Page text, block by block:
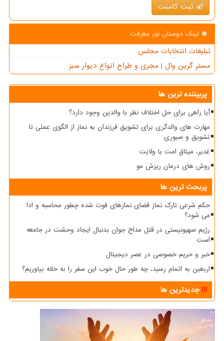
ثبت کامنت
لینک دوستان نور معرفت
تبلیغات انتخابات مجلس
مستر گرین وال | مجری و طراح انواع دیوار سبز
پربیننده ترین ها
آیا راهی برای حل اختلاف نظر با والدین وجود دارد؟
مهارت های والدگری برای تشویق فرزندان به نماز از الگوی عملی تا
تشویق و صبوری
غدیر، میثاق امت با ولایت
روش های درمان ریزش مو
پربحث ترین ها
حکم شرعی تارک نماز قضای نمازهای فوت شده چطور محاسبه و ادا
می شود؟
رژیم صهیونیستی در قتل مداح جوان بدنبال ایجاد وحشت در جامعه
است
خبر و حریم خصوصی در عصر دیجیتال
اربعین به اتمام رسید، چه طور حال خوب این سفر را به خانه بیاوریم؟
جدیدترین ها